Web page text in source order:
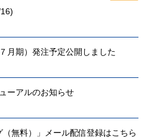
月期）発注予定公開しました
ーアルのお知らせ
（無料）」メール配信登録はこちら